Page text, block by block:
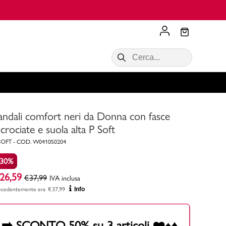
Acquista ora
VALIGIE CIAK
Scopri di più
Consigli
comfort neri da Donna con fasce
e suola alta P Soft
- COD. W0410S0204
26,59 €37,99 IVA inclusa
era €37,99 Info